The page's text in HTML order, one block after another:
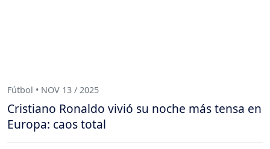
Fútbol • NOV 13 / 2025
Cristiano Ronaldo vivió su noche más tensa en
Europa: caos total